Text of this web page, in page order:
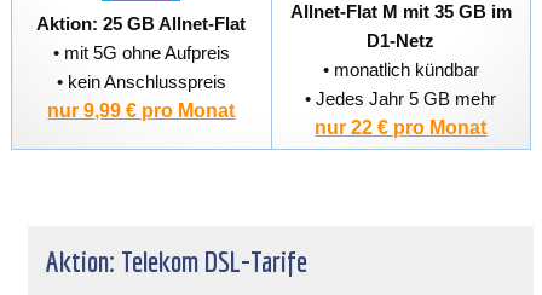
Aktion: 25 GB Allnet-Flat
• mit 5G ohne Aufpreis
• kein Anschlusspreis
nur 9,99 € pro Monat
Allnet-Flat M mit 35 GB im
D1-Netz
• monatlich kündbar
• Jedes Jahr 5 GB mehr
nur 22 € pro Monat
Aktion: Telekom DSL-Tarife